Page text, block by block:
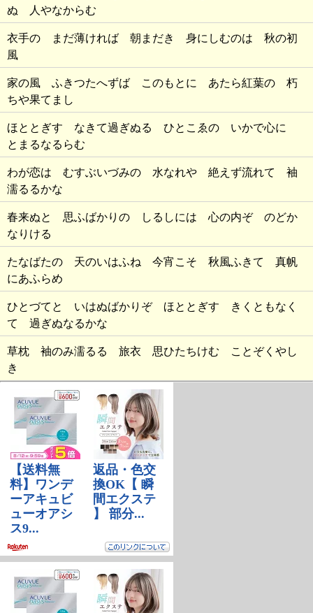
ぬ 人やなからむ
衣手の まだ薄ければ 朝まだき 身にしむのは 秋の初
風
家の風 ふきつたへずば このもとに あたら紅葉の 朽
ちや果てまし
ほととぎす なきて過ぎぬる ひとこゑの いかで心に
とまるなるらむ
わが恋は むすぶいづみの 水なれや 絶えず流れて 袖
濡るるかな
春来ぬと 思ふばかりの しるしには 心の内ぞ のどか
なりける
たなばたの 天のいはふね 今宵こそ 秋風ふきて 真帆
にあふらめ
ひとづてと いはぬばかりぞ ほととぎす きくともなく
て 過ぎぬなるかな
草枕 袖のみ濡るる 旅衣 思ひたちけむ ことぞくやし
き